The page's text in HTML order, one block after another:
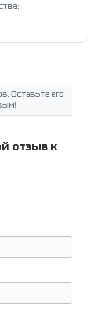
Оставьте его
отзыв к